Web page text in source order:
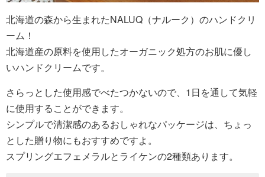
北海道の森から生まれたNALUQ（ナルーク）のハンドクリ
ーム！
北海道産の原料を使用したオーガニック処方のお肌に優し
いハンドクリームです。
さらっとした使用感でべたつかないので、1日を通して気軽
に使用することができます。
シンプルで清潔感のあるおしゃれなパッケージは、ちょっ
とした贈り物にもおすすめですよ。
スプリングエフェメラルとライケンの2種類あります。